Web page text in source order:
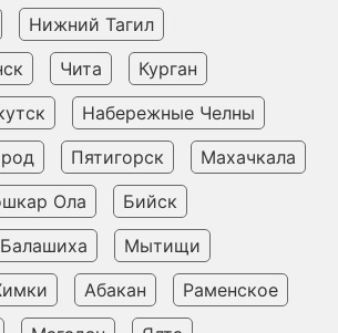
Нижний Тагил
Чита
Курган
Набережные Челны
Пятигорск
Махачкала
Ола
Бийск
Балашиха
Мытищи
Абакан
Раменское